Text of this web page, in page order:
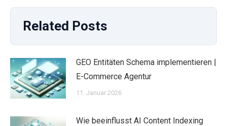
Related Posts
GEO Entitäten Schema implementieren |
E-Commerce Agentur
11. Januar 2026
Wie beeinflusst AI Content Indexing